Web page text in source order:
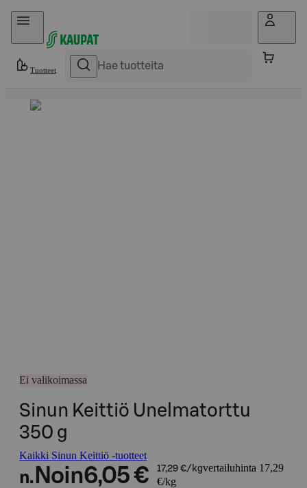
Hyppää sisältöön
Tuotteet
Ei valikoimassa
Sinun Keittiö Unelmatorttu
350 g
Kaikki Sinun Keittiö -tuotteet
n. Noin6,05 € 17,29 €/kgvertailuhinta 17,29
€/kg